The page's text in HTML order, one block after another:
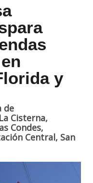
y
de
Cisterna,
Condes,
Central, San